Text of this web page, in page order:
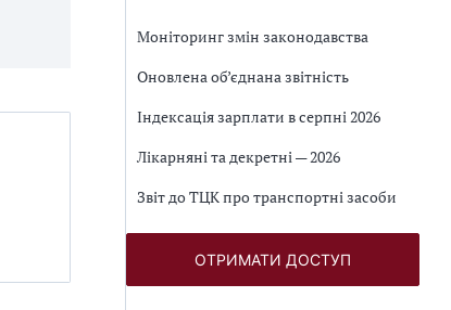
Моніторинг змін законодавства
Оновлена об’єднана звітність
Індексація зарплати в серпні 2026
Лікарняні та декретні — 2026
Звіт до ТЦК про транспортні засоби
ОТРИМАТИ ДОСТУП